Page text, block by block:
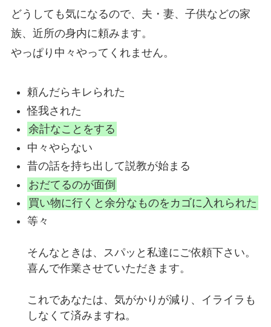
どうしても気になるので、夫・妻、子供などの家
族、近所の身内に頼みます。
やっぱり中々やってくれません。
頼んだらキレられた
怪我された
余計なことをする
中々やらない
昔の話を持ち出して説教が始まる
おだてるのが面倒
買い物に行くと余分なものをカゴに入れられた
等々
そんなときは、スパッと私達にご依頼下さい。
喜んで作業させていただきます。
これであなたは、気がかりが減り、イライラも
しなくて済みますね。